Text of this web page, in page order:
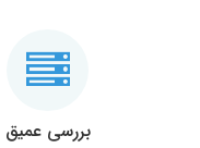
بررسی عمیق